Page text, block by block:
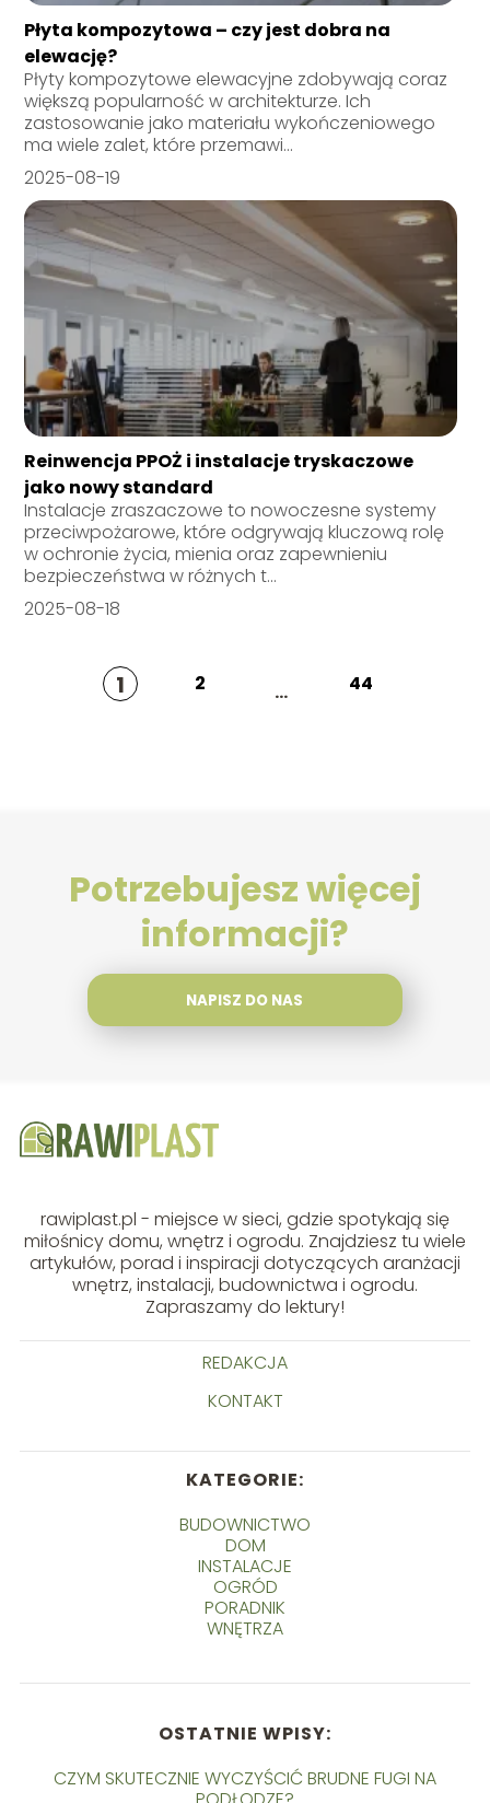
Płyta kompozytowa – czy jest dobra na
elewację?
Płyty kompozytowe elewacyjne zdobywają coraz
większą popularność w architekturze. Ich
zastosowanie jako materiału wykończeniowego
ma wiele zalet, które przemawi...
2025-08-19
Reinwencja PPOŻ i instalacje tryskaczowe
jako nowy standard
Instalacje zraszaczowe to nowoczesne systemy
przeciwpożarowe, które odgrywają kluczową rolę
w ochronie życia, mienia oraz zapewnieniu
bezpieczeństwa w różnych t...
2025-08-18
1 2 ... 44
Potrzebujesz więcej
informacji?
NAPISZ DO NAS
rawiplast.pl - miejsce w sieci, gdzie spotykają się
miłośnicy domu, wnętrz i ogrodu. Znajdziesz tu wiele
artykułów, porad i inspiracji dotyczących aranżacji
wnętrz, instalacji, budownictwa i ogrodu.
Zapraszamy do lektury!
REDAKCJA
KONTAKT
KATEGORIE:
BUDOWNICTWO
DOM
INSTALACJE
OGRÓD
PORADNIK
WNĘTRZA
OSTATNIE WPISY:
CZYM SKUTECZNIE WYCZYŚCIĆ BRUDNE FUGI NA